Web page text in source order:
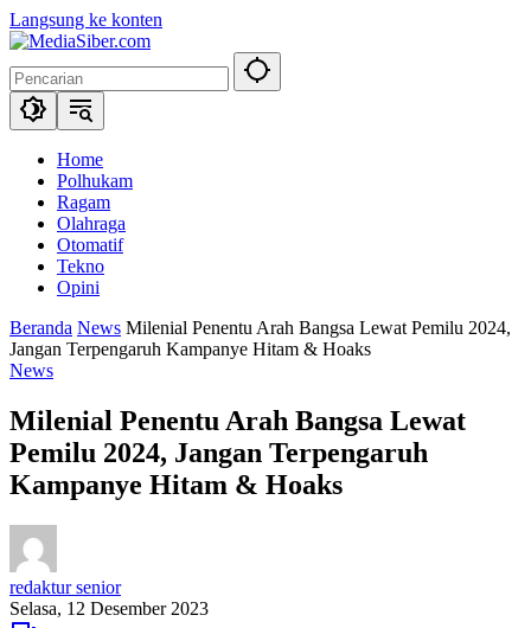
Langsung ke konten
Home
Polhukam
Ragam
Olahraga
Otomatif
Tekno
Opini
Beranda News Milenial Penentu Arah Bangsa Lewat Pemilu 2024,
Jangan Terpengaruh Kampanye Hitam & Hoaks
News
Milenial Penentu Arah Bangsa Lewat
Pemilu 2024, Jangan Terpengaruh
Kampanye Hitam & Hoaks
redaktur senior
Selasa, 12 Desember 2023